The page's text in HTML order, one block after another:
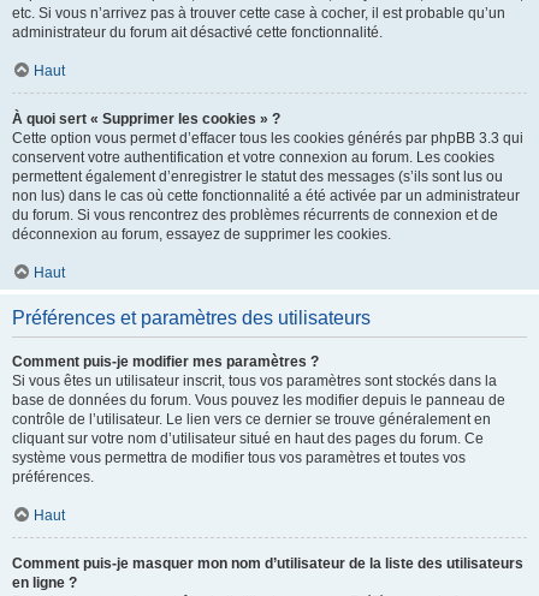
etc. Si vous n’arrivez pas à trouver cette case à cocher, il est probable qu’un
administrateur du forum ait désactivé cette fonctionnalité.
Haut
À quoi sert « Supprimer les cookies » ?
Cette option vous permet d’effacer tous les cookies générés par phpBB 3.3 qui
conservent votre authentification et votre connexion au forum. Les cookies
permettent également d’enregistrer le statut des messages (s’ils sont lus ou
non lus) dans le cas où cette fonctionnalité a été activée par un administrateur
du forum. Si vous rencontrez des problèmes récurrents de connexion et de
déconnexion au forum, essayez de supprimer les cookies.
Haut
Préférences et paramètres des utilisateurs
Comment puis-je modifier mes paramètres ?
Si vous êtes un utilisateur inscrit, tous vos paramètres sont stockés dans la
base de données du forum. Vous pouvez les modifier depuis le panneau de
contrôle de l’utilisateur. Le lien vers ce dernier se trouve généralement en
cliquant sur votre nom d’utilisateur situé en haut des pages du forum. Ce
système vous permettra de modifier tous vos paramètres et toutes vos
préférences.
Haut
Comment puis-je masquer mon nom d’utilisateur de la liste des utilisateurs
en ligne ?